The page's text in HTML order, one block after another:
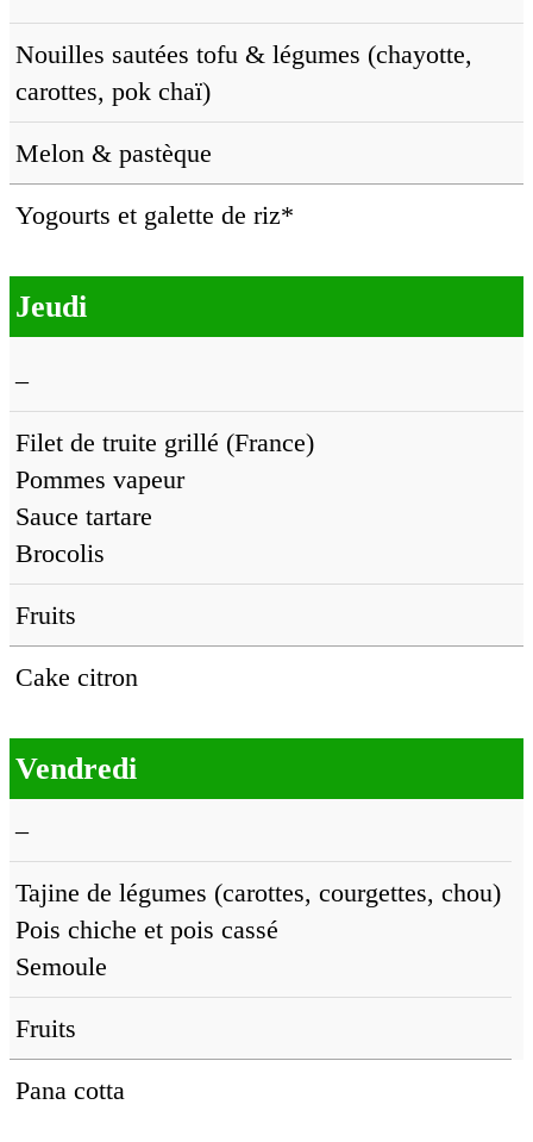
Nouilles sautées tofu & légumes (chayotte,
carottes, pok chaï)
Melon & pastèque
Yogourts et galette de riz*
Jeudi
–
Filet de truite grillé (France)
Pommes vapeur
Sauce tartare
Brocolis
Fruits
Cake citron
Vendredi
–
Tajine de légumes (carottes, courgettes, chou)
Pois chiche et pois cassé
Semoule
Fruits
Pana cotta